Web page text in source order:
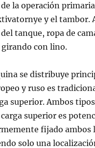
la operación
y el tambor.
tanque, ropa de
con lino.
se distribuye
y ruso es
superior. Ambos
superior es
fijado ambos
solo una